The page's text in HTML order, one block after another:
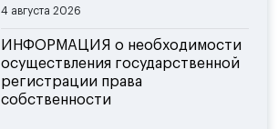
4 августа 2026
ИНФОРМАЦИЯ о необходимости
осуществления государственной
регистрации права
собственности